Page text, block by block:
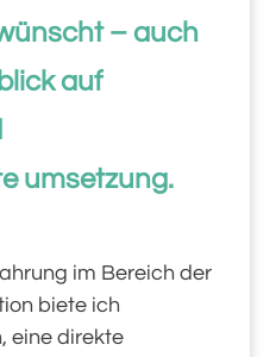
– auch
auf
umsetzung.
im Bereich der
biete ich
eine direkte